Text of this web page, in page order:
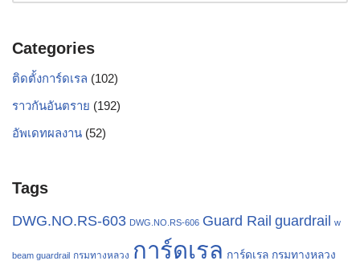
Categories
ติดตั้งการ์ดเรล (102)
ราวกันอันตราย (192)
อัพเดทผลงาน (52)
Tags
DWG.NO.RS-603 DWG.NO.RS-606 Guard Rail guardrail w
beam guardrail กรมทางหลวง การ์ดเรล การ์ดเรล กรมทางหลวง